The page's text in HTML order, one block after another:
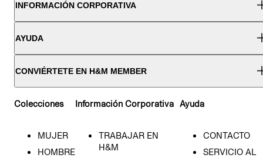
INFORMACIÓN CORPORATIVA
AYUDA
CONVIÉRTETE EN H&M MEMBER
Colecciones
MUJER
HOMBRE
Información Corporativa
TRABAJAR EN
H&M
Ayuda
CONTACTO
SERVICIO AL